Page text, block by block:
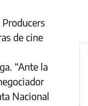
de cine
“Ante la
Nacional